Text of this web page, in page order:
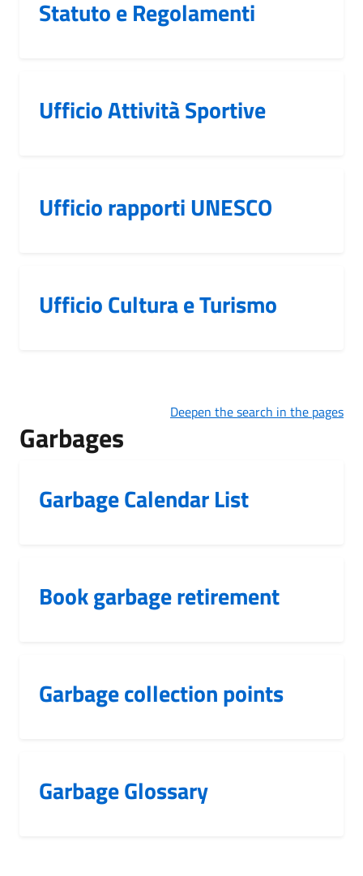
Statuto e Regolamenti
Ufficio Attività Sportive
Ufficio rapporti UNESCO
Ufficio Cultura e Turismo
Deepen the search in the pages
Garbages
Garbage Calendar List
Book garbage retirement
Garbage collection points
Garbage Glossary